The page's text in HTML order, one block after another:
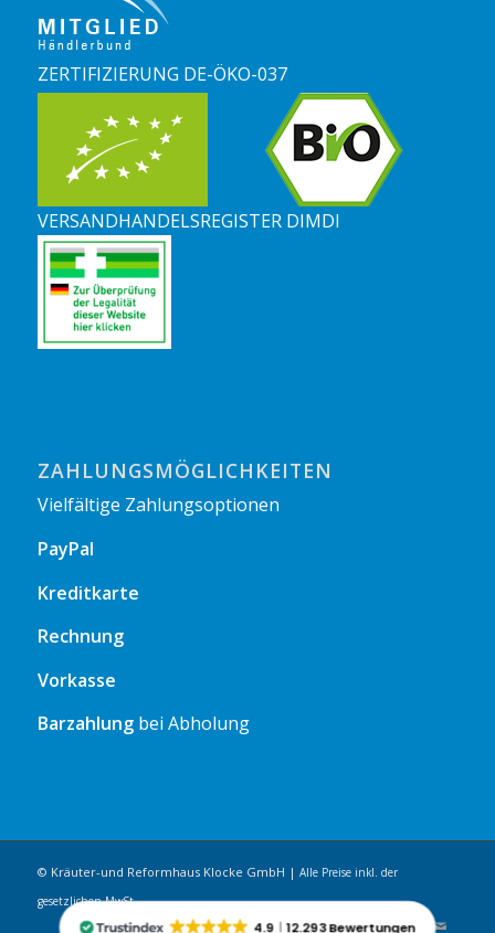
4.9 12.293 Bewertungen
ZERTIFIZIERUNG DE-ÖKO-037
VERSANDHANDELSREGISTER DIMDI
ZAHLUNGSMÖGLICHKEITEN
Vielfältige Zahlungsoptionen
PayPal
Kreditkarte
Rechnung
Vorkasse
Barzahlungbei Abholung
© Kräuter-und Reformhaus Klocke GmbH | Alle Preise inkl. der
gesetzlichen MwSt.